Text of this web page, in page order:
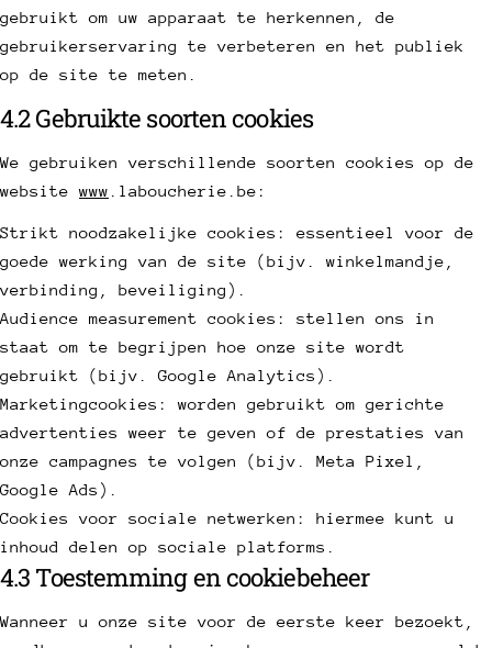
gebruikt om uw apparaat te herkennen, de
gebruikerservaring te verbeteren en het publiek
op de site te meten.
4.2 Gebruikte soorten cookies
We gebruiken verschillende soorten cookies op de
websitewww .laboucherie.be:
Strikt noodzakelijke cookies: essentieel voor de
goede werking van de site (bijv. winkelmandje,
verbinding, beveiliging).
Audience measurement cookies: stellen ons in
staat om te begrijpen hoe onze site wordt
gebruikt (bijv. Google Analytics).
Marketingcookies: worden gebruikt om gerichte
advertenties weer te geven of de prestaties van
onze campagnes te volgen (bijv. Meta Pixel,
Google Ads).
Cookies voor sociale netwerken: hiermee kunt u
inhoud delen op sociale platforms.
4.3 Toestemming en cookiebeheer
Wanneer u onze site voor de eerste keer bezoekt,